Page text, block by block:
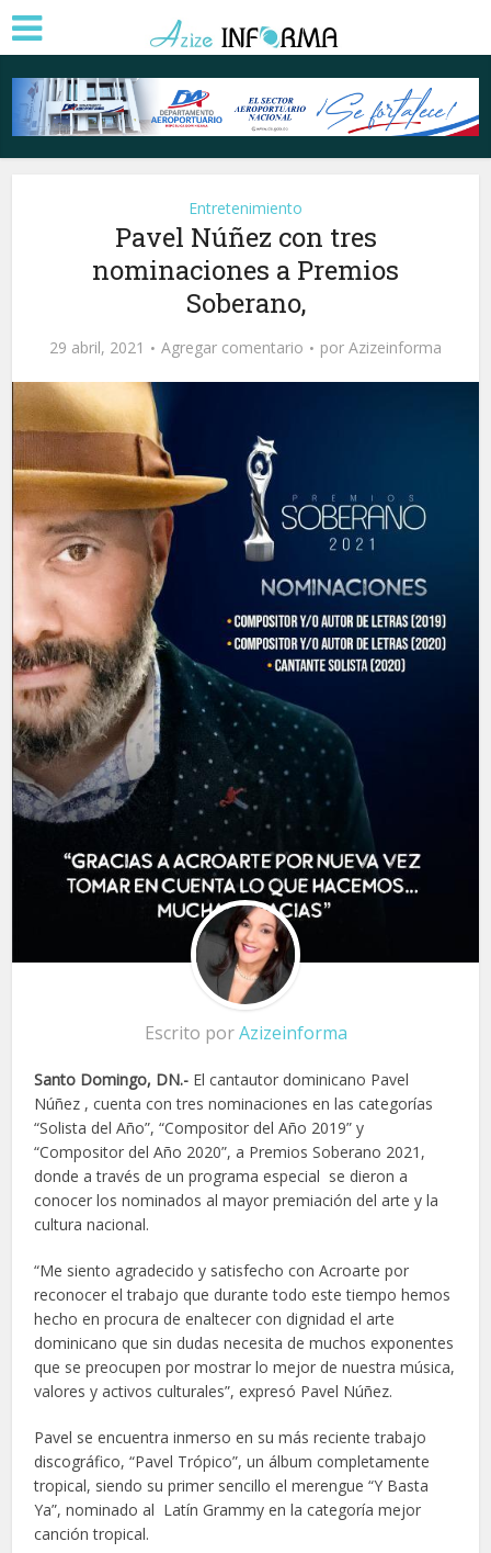
Entretenimiento
Pavel Núñez con tres
nominaciones a Premios
Soberano,
29 abril, 2021 Agregar comentario por Azizeinforma
Escrito porAzizeinforma
Santo Domingo, DN.- El cantautor dominicano Pavel
Núñez , cuenta con tres nominaciones en las categorías
“Solista del Año”, “Compositor del Año 2019” y
“Compositor del Año 2020”, a Premios Soberano 2021,
donde a través de un programa especial se dieron a
conocer los nominados al mayor premiación del arte y la
cultura nacional.
“Me siento agradecido y satisfecho con Acroarte por
reconocer el trabajo que durante todo este tiempo hemos
hecho en procura de enaltecer con dignidad el arte
dominicano que sin dudas necesita de muchos exponentes
que se preocupen por mostrar lo mejor de nuestra música,
valores y activos culturales”, expresó Pavel Núñez.
Pavel se encuentra inmerso en su más reciente trabajo
discográfico, “Pavel Trópico”, un álbum completamente
tropical, siendo su primer sencillo el merengue “Y Basta
Ya”, nominado al Latín Grammy en la categoría mejor
canción tropical.